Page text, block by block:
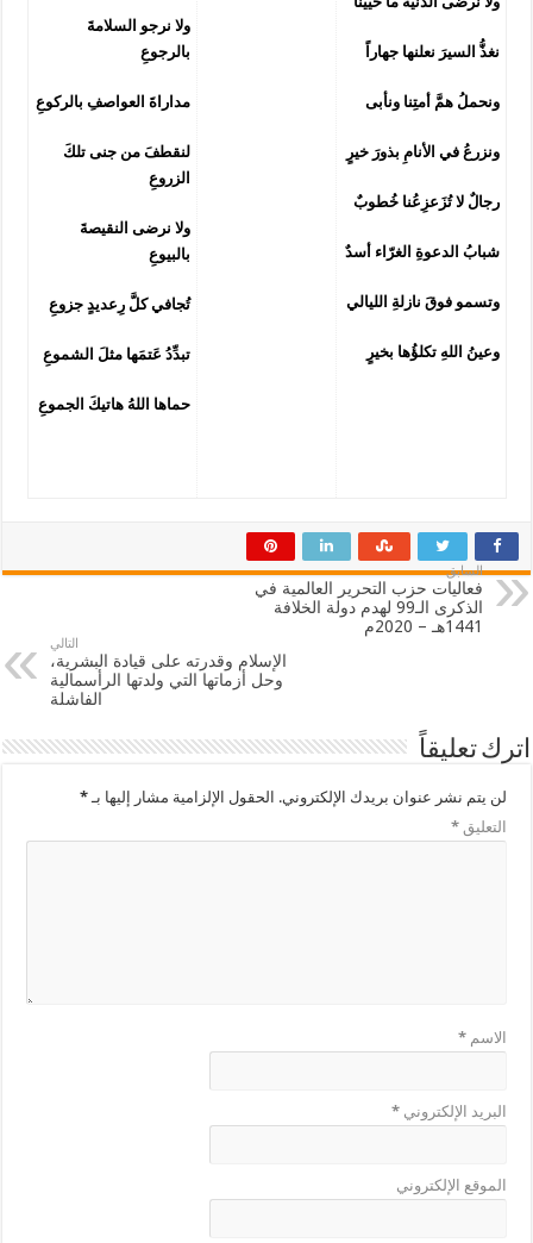
ولا نرجو السلامةَ
بالرجوعِ
مداراةَ العواصفِ بالركوعِ
لنقطفَ من جنى تلكَ
الزروعِ
ولا نرضى النقيصةَ
بالبيوعِ
تُجافي كلَّ رِعديدٍ جزوعِ
تبدِّدُ عَتمَها مثلَ الشموعِ
حماها اللهُ هاتيكَ الجموعِ
نغذُّ السيرَ نعلنها جهاراً
ونحملُ همَّ أمتِنا ونأبى
ونزرعُ في الأنامِ بذورَ خيرٍ
رجالٌ لا تُزَعزِعُنا خُطوبٌ
شبابُ الدعوةِ الغرّاء أسدٌ
وتسمو فوقَ نازلةِ الليالي
وعينُ اللهِ تكلؤُها بخيرٍ
السابق
فعاليات حزب التحرير العالمية في
الذكرى الـ99 لهدم دولة الخلافة
1441هـ – 2020م
التالي
الإسلام وقدرته على قيادة البشرية،
وحل أزماتها التي ولدتها الرأسمالية
الفاشلة
اترك تعليقاً
لن يتم نشر عنوان بريدك الإلكتروني. الحقول الإلزامية مشار إليها بـ*
التعليق*
الاسم*
البريد الإلكتروني*
الموقع الإلكتروني